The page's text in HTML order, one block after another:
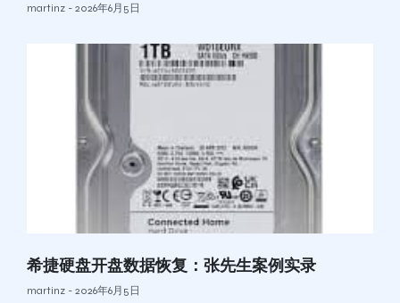
martinz 2026年6月5日
希捷硬盘开盘数据恢复：张先生案例实录
martinz 2026年6月5日